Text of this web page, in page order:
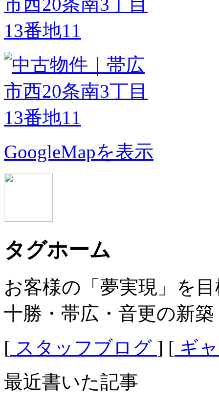
GoogleMapを表示
タグホーム
お客様の「夢実現」を
十勝・帯広・音更の新
[ スタッフブログ ] [ ギ
最近書いた記事